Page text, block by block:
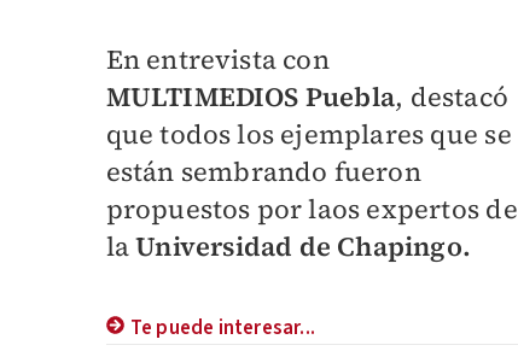
En entrevista con
MULTIMEDIOS Puebla, destacó
que todos los ejemplares que se
están sembrando fueron
propuestos por laos expertos de
laUniversidad de Chapingo.
Te puede interesar...